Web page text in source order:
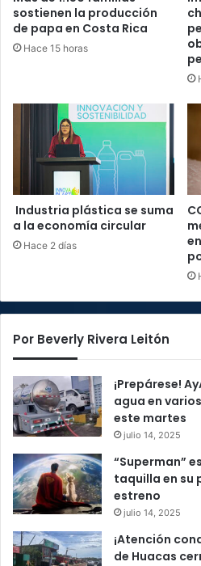
sostienen la producción
de papa en Costa Rica
Hace 15 horas
Industria plástica se suma
a la economía circular
Hace 2 días
Por Beverly Rivera Leitón
¡Prepárese!
agua en
este martes
julio 14, 2025
“Superman”
taquilla en su
estreno
julio 14, 2025
¡Atención
de Huacas